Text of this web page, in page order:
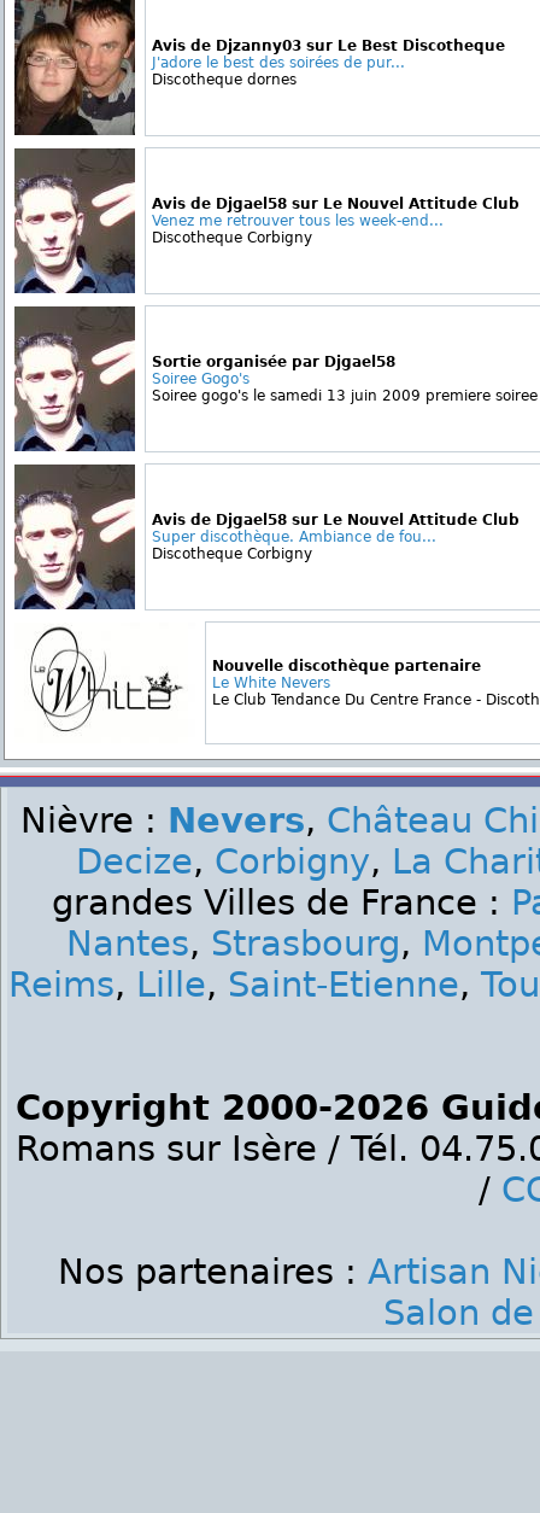
Avis de Djzanny03 sur Le Best Discotheque
J'adore le best des soirées de pur...
Discotheque dornes
Avis de Djgael58 sur Le Nouvel Attitude Club
Venez me retrouver tous les week-end...
Discotheque Corbigny
Sortie organisée par Djgael58
Soiree Gogo's
Soiree gogo's le samedi 13 juin 2009 premiere
Avis de Djgael58 sur Le Nouvel Attitude Club
Super discothèque. Ambiance de fou...
Discotheque Corbigny
Nouvelle discothèque partenaire
Le White Nevers
Le Club Tendance Du Centre France -
Nièvre : Nevers, Château
Decize, Corbigny, La
grandes Villes de France :
Nantes, Strasbourg,
Reims, Lille, Saint-Etienne,
Copyright 2000-2026
Romans sur Isère / Tél.
/
Nos partenaires : Artisan
Salon